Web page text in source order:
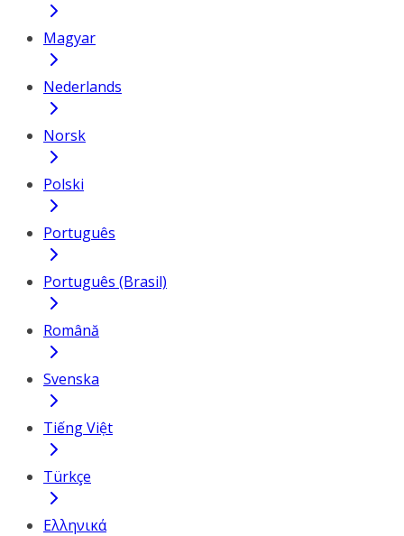
Magyar
Nederlands
Norsk
Polski
Português
Português (Brasil)
Română
Svenska
Tiếng Việt
Türkçe
Ελληνικά